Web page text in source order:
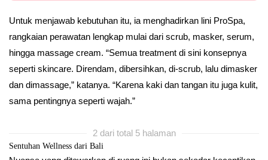
Untuk menjawab kebutuhan itu, ia menghadirkan lini ProSpa,
rangkaian perawatan lengkap mulai dari scrub, masker, serum,
hingga massage cream. “Semua treatment di sini konsepnya
seperti skincare. Direndam, dibersihkan, di-scrub, lalu dimasker
dan dimassage,” katanya. “Karena kaki dan tangan itu juga kulit,
sama pentingnya seperti wajah.”
2 dari total 5 halaman
Sentuhan Wellness dari Bali